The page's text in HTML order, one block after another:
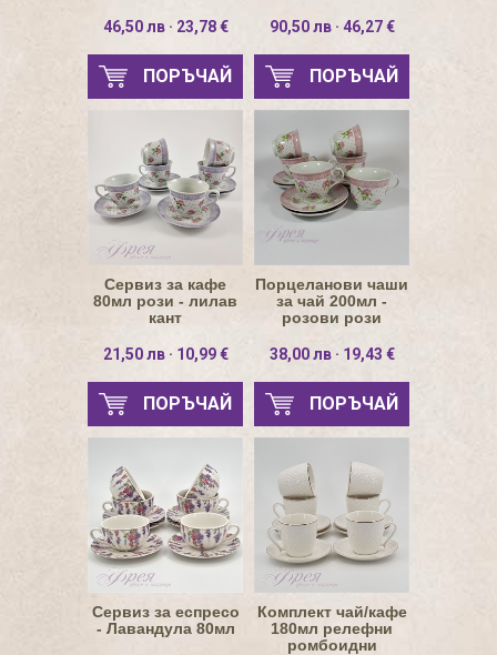
46,50 лв · 23,78 €
ПОРЪЧАЙ
90,50 лв · 46,27 €
ПОРЪЧАЙ
Сервиз за кафе
80мл рози - лилав
кант
21,50 лв · 10,99 €
ПОРЪЧАЙ
Порцеланови чаши
за чай 200мл -
розови рози
38,00 лв · 19,43 €
ПОРЪЧАЙ
Сервиз за еспресо
- Лавандула 80мл
Комплект чай/кафе
180мл релефни
ромбоидни